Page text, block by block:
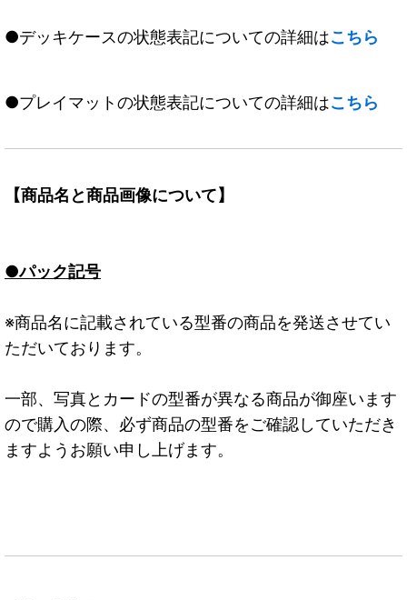
●デッキケースの状態表記についての詳細はこちら
●プレイマットの状態表記についての詳細はこちら
【商品名と商品画像について】
●パック記号
※商品名に記載されている型番の商品を発送させてい
ただいております。
一部、写真とカードの型番が異なる商品が御座います
ので購入の際、必ず商品の型番をご確認していただき
ますようお願い申し上げます。